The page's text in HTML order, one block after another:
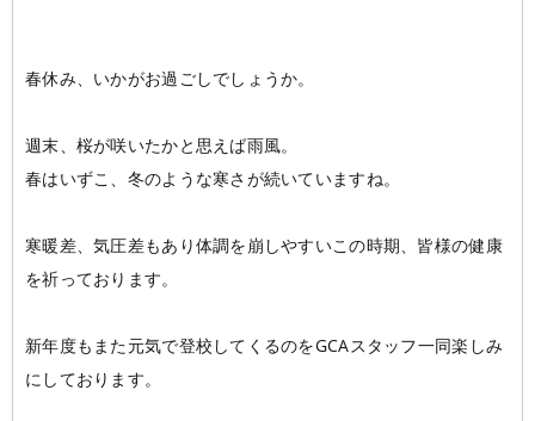
春休み、いかがお過ごしでしょうか。
週末、桜が咲いたかと思えば雨風。
春はいずこ、冬のような寒さが続いていますね。
寒暖差、気圧差もあり体調を崩しやすいこの時期、皆様の健康
を祈っております。
新年度もまた元気で登校してくるのをGCAスタッフ一同楽しみ
にしております。